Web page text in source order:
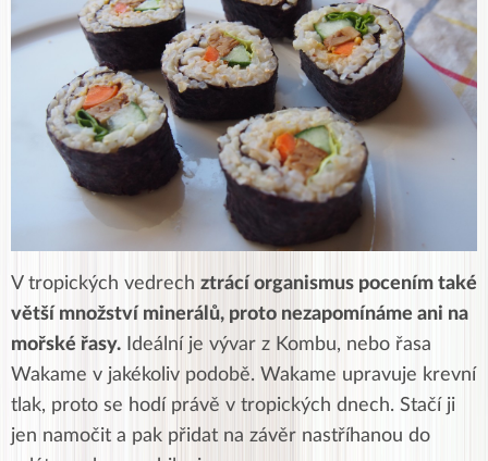
V tropických vedrech ztrácí organismus pocením také
větší množství minerálů, proto nezapomínáme ani na
mořské řasy. Ideální je vývar z Kombu, nebo řasa
Wakame v jakékoliv podobě. Wakame upravuje krevní
tlak, proto se hodí právě v tropických dnech. Stačí ji
jen namočit a pak přidat na závěr nastříhanou do